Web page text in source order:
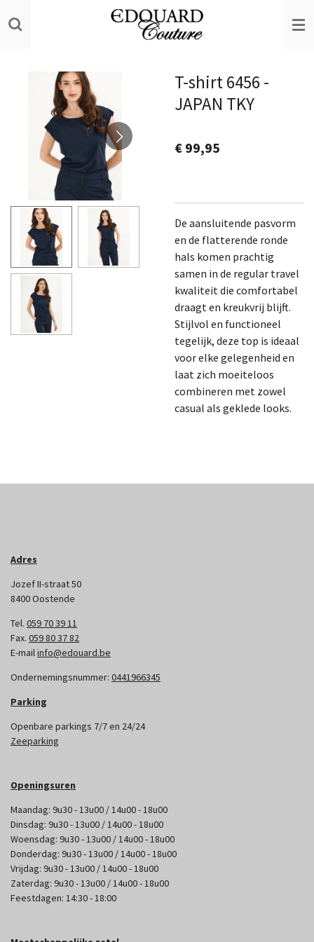
direct
hoofdinhoud
T-shirt 6456 -
JAPAN TKY
€ 99,95
De aansluitende pasvorm
en de flatterende ronde
hals komen prachtig
samen in de regular travel
kwaliteit die comfortabel
draagt en kreukvrij blijft.
Stijlvol en functioneel
tegelijk, deze top is ideaal
voor elke gelegenheid en
laat zich moeiteloos
combineren met zowel
casual als geklede looks.
Adres
Jozef II-straat 50
8400 Oostende
Tel. 059 70 39 11
Fax. 059 80 37 82
E-mailinfo@edouard.be
Ondernemingsnummer: 0441966345
Parking
Openbare parkings 7/7 en 24/24
Zeeparking
Openingsuren
Maandag: 9u30 - 13u00 / 14u00 - 18u00
Dinsdag: 9u30 - 13u00 / 14u00 - 18u00
Woensdag: 9u30 - 13u00 / 14u00 - 18u00
Donderdag: 9u30 - 13u00 / 14u00 - 18u00
Vrijdag: 9u30 - 13u00 / 14u00 - 18u00
Zaterdag: 9u30 - 13u00 / 14u00 - 18u00
Feestdagen: 14:30 - 18:00